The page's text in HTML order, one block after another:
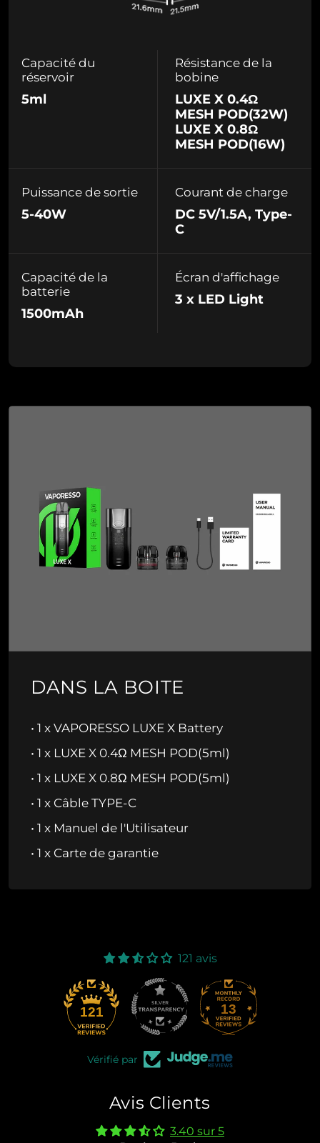
Capacité du
réservoir
5ml
Résistance de la
bobine
LUXE X 0.4Ω
MESH POD(32W)
LUXE X 0.8Ω
MESH POD(16W)
Puissance de sortie
5-40W
Courant de charge
DC 5V/1.5A, Type-
C
Capacité de la
batterie
1500mAh
Écran d'affichage
3 x LED Light
DANS LA BOITE
• 1 x VAPORESSO LUXE X Battery
• 1 x LUXE X 0.4Ω MESH POD(5ml)
• 1 x LUXE X 0.8Ω MESH POD(5ml)
• 1 x Câble TYPE-C
• 1 x Manuel de l'Utilisateur
• 1 x Carte de garantie
121 avis
121 13
Vérifié par
Avis Clients
3.40 sur 5